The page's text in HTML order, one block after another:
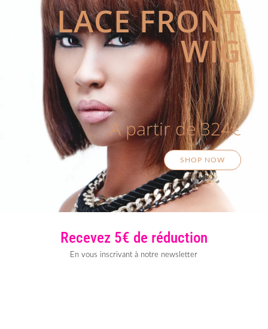
LACE FRONT
WIG
A partir de 324€
SHOP NOW
Recevez 5€ de réduction
En vous inscrivant à notre newsletter